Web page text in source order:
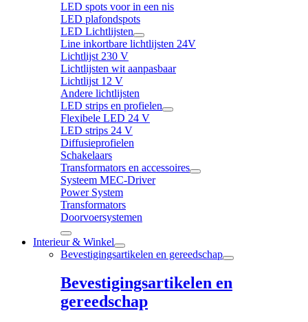
LED spots voor in een nis
LED plafondspots
LED Lichtlijsten
Line inkortbare lichtlijsten 24V
Lichtlijst 230 V
Lichtlijsten wit aanpasbaar
Lichtlijst 12 V
Andere lichtlijsten
LED strips en profielen
Flexibele LED 24 V
LED strips 24 V
Diffusieprofielen
Schakelaars
Transformators en accessoires
Systeem MEC-Driver
Power System
Transformators
Doorvoersystemen
Interieur & Winkel
Bevestigingsartikelen en gereedschap
Bevestigingsartikelen en
gereedschap